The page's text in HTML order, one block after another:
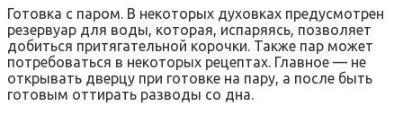
Готовка с паром. В некоторых духовках предусмотрен
резервуар для воды, которая, испаряясь, позволяет
добиться притягательной корочки. Также пар может
потребоваться в некоторых рецептах. Главное — не
открывать дверцу при готовке на пару, а после быть
готовым оттирать разводы со дна.